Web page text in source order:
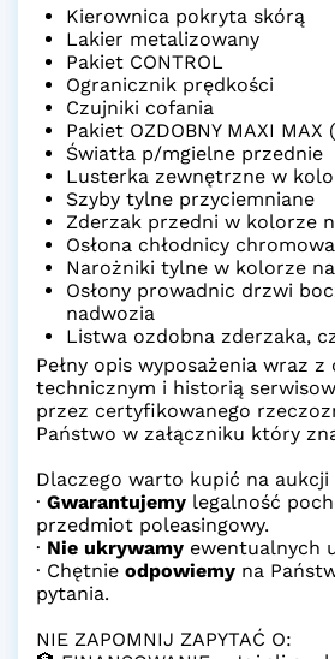
Kierownica pokryta skórą
Lakier metalizowany
Pakiet CONTROL
Ogranicznik prędkości
Czujniki cofania
Pakiet OZDOBNY MAXI MAX
Światła p/mgielne przednie
Lusterka zewnętrzne w
Szyby tylne przyciemniane
Zderzak przedni w kolorze
Osłona chłodnicy
Narożniki tylne w kolorze
Osłony prowadnic drzwi
nadwozia
Listwa ozdobna zderzaka,
Pełny opis wyposażenia wraz z
technicznym i historią
przez certyfikowanego
Państwo w załączniku który
Dlaczego warto kupić na aukcji
· Gwarantujemy legalność
przedmiot poleasingowy.
· Nie ukrywamy ewentualnych
· Chętnie odpowiemy na
pytania.
NIE ZAPOMNIJ ZAPYTAĆ O: